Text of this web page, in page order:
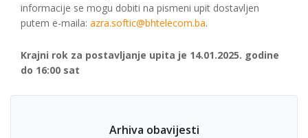
informacije se mogu dobiti na pismeni upit dostavljen
putem e-maila: azra.softic@bhtelecom.ba.
Krajni rok za postavljanje upita je 14.01.2025. godine
do 16:00 sat
Arhiva obavijesti